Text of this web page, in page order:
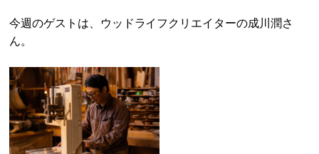
今週のゲストは、ウッドライフクリエイターの成川潤さ
ん。